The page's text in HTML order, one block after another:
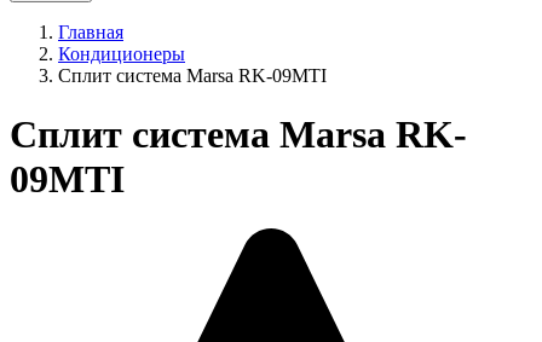
Главная
Кондиционеры
Сплит система Marsa RK-09MTI
Сплит система Marsa RK-
09MTI